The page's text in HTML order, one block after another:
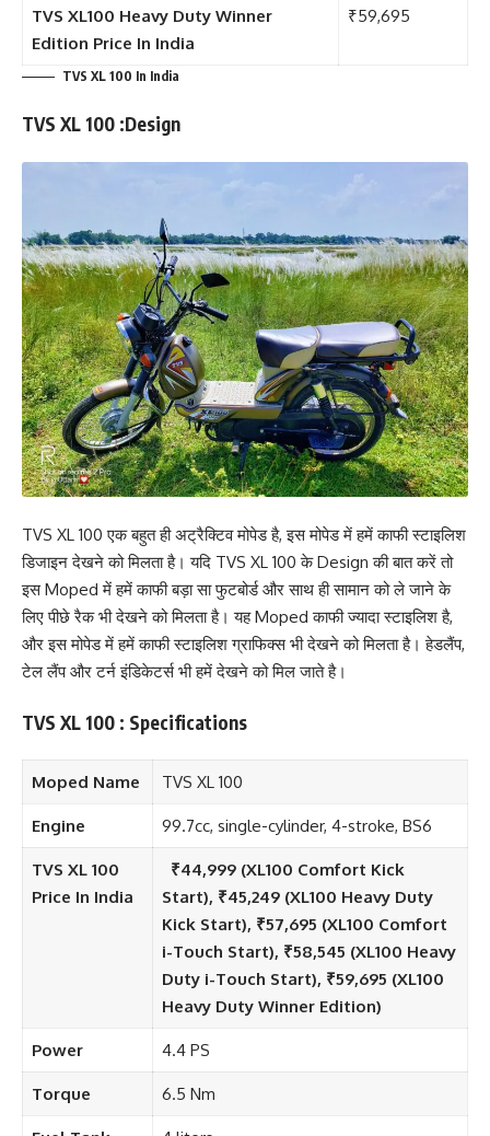
TVS XL100 Heavy Duty Winner
Edition Price In India
₹59,695
TVS XL 100 In India
TVS XL 100 :Design
TVS XL 100 एक बहुत ही अट्रैक्टिव मोपेड है, इस मोपेड में हमें काफी स्टाइलिश
डिजाइन देखने को मिलता है। यदि TVS XL 100 के Design की बात करें तो
इस Moped में हमें काफी बड़ा सा फुटबोर्ड और साथ ही सामान को ले जाने के
लिए पीछे रैक भी देखने को मिलता है। यह Moped काफी ज्यादा स्टाइलिश है,
और इस मोपेड में हमें काफी स्टाइलिश ग्राफिक्स भी देखने को मिलता है। हेडलैंप,
टेल लैंप और टर्न इंडिकेटर्स भी हमें देखने को मिल जाते है।
TVS XL 100 : Specifications
Moped Name TVS XL 100
Engine 99.7cc, single-cylinder, 4-stroke, BS6
TVS XL 100
Price In India
₹44,999 (XL100 Comfort Kick
Start), ₹45,249 (XL100 Heavy Duty
Kick Start), ₹57,695 (XL100 Comfort
i-Touch Start), ₹58,545 (XL100 Heavy
Duty i-Touch Start), ₹59,695 (XL100
Heavy Duty Winner Edition)
Power 4.4 PS
Torque 6.5 Nm